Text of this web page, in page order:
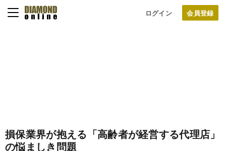
ログイン
損保業界が抱える「高齢者が経営する代理店」
の悩ましき問題